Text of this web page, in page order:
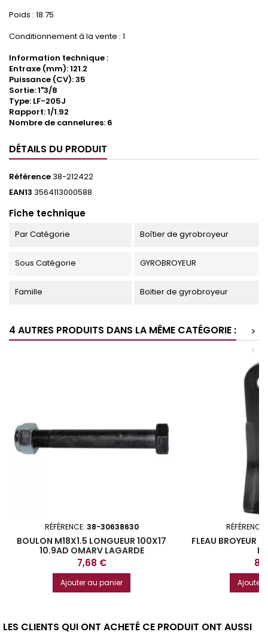
Poids : 18.75
Conditionnement à la vente : 1
Information technique :
Entraxe (mm): 121.2
Puissance (CV): 35
Sortie: 1"3/8
Type: LF-205J
Rapport: 1/1.92
Nombre de cannelures: 6
DÉTAILS DU PRODUIT
Référence38-212422
EAN13 3564113000588
Fiche technique
Par Catégorie Boîtier de gyrobroyeur
Sous Catégorie GYROBROYEUR
Famille Boitier de gyrobroyeur
4 AUTRES PRODUITS DANS LA MÊME CATÉGORIE :
>
<
RÉFÉRENCE: 38-30638630
BOULON M18X1.5 LONGUEUR 100X17
10.9AD OMARV LAGARDE
Prix
7,68 €
Ajouter au panier
RÉFÉRENCE:
FLEAU BROYEUR
Prix
Ajouter
LES CLIENTS QUI ONT ACHETÉ CE PRODUIT ONT AUSSI